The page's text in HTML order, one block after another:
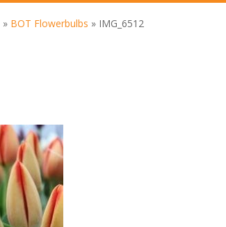
» BOT Flowerbulbs » IMG_6512